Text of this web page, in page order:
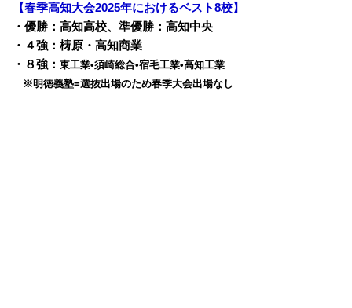
【春季高知大会2025年におけるベスト8校】
・優勝：高知高校、準優勝：高知中央
・４強：梼原・高知商業
・８強：東工業•須崎総合•宿毛工業•高知工業
※明徳義塾=選抜出場のため春季大会出場なし